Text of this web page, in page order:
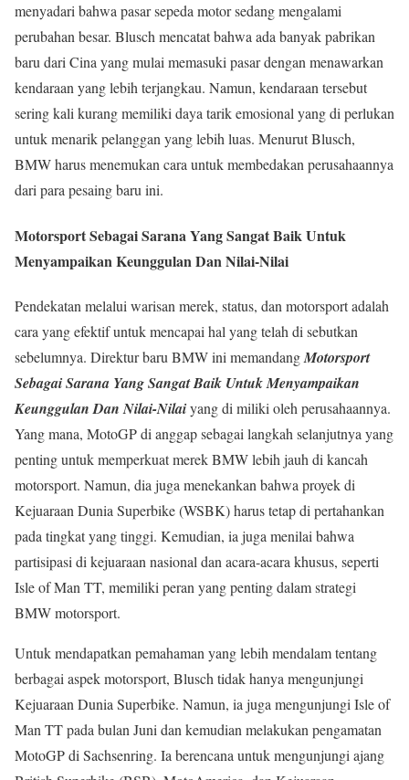
menyadari bahwa pasar sepeda motor sedang mengalami
perubahan besar. Blusch mencatat bahwa ada banyak pabrikan
baru dari Cina yang mulai memasuki pasar dengan menawarkan
kendaraan yang lebih terjangkau. Namun, kendaraan tersebut
sering kali kurang memiliki daya tarik emosional yang di perlukan
untuk menarik pelanggan yang lebih luas. Menurut Blusch,
BMW harus menemukan cara untuk membedakan perusahaannya
dari para pesaing baru ini.
Motorsport Sebagai Sarana Yang Sangat Baik Untuk
Menyampaikan Keunggulan Dan Nilai-Nilai
Pendekatan melalui warisan merek, status, dan motorsport adalah
cara yang efektif untuk mencapai hal yang telah di sebutkan
sebelumnya. Direktur baru BMW ini memandangMotorsport
Sebagai Sarana Yang Sangat Baik Untuk Menyampaikan
Keunggulan Dan Nilai-Nilaiyang di miliki oleh perusahaannya.
Yang mana, MotoGP di anggap sebagai langkah selanjutnya yang
penting untuk memperkuat merek BMW lebih jauh di kancah
motorsport. Namun, dia juga menekankan bahwa proyek di
Kejuaraan Dunia Superbike (WSBK) harus tetap di pertahankan
pada tingkat yang tinggi. Kemudian, ia juga menilai bahwa
partisipasi di kejuaraan nasional dan acara-acara khusus, seperti
Isle of Man TT, memiliki peran yang penting dalam strategi
BMW motorsport.
Untuk mendapatkan pemahaman yang lebih mendalam tentang
berbagai aspek motorsport, Blusch tidak hanya mengunjungi
Kejuaraan Dunia Superbike. Namun, ia juga mengunjungi Isle of
Man TT pada bulan Juni dan kemudian melakukan pengamatan
MotoGP di Sachsenring. Ia berencana untuk mengunjungi ajang